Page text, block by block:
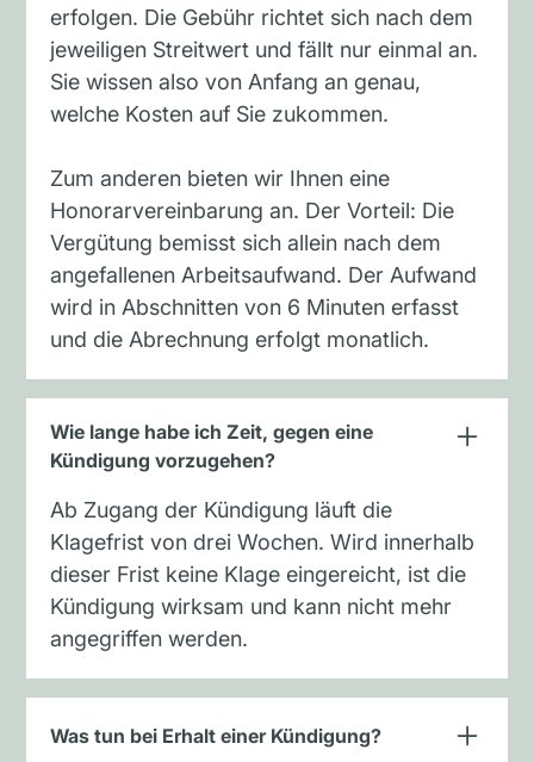
erfolgen. Die Gebühr richtet sich nach dem
jeweiligen Streitwert und fällt nur einmal an.
Sie wissen also von Anfang an genau,
welche Kosten auf Sie zukommen.
Zum anderen bieten wir Ihnen eine
Honorarvereinbarung an. Der Vorteil: Die
Vergütung bemisst sich allein nach dem
angefallenen Arbeitsaufwand. Der Aufwand
wird in Abschnitten von 6 Minuten erfasst
und die Abrechnung erfolgt monatlich.
Wie lange habe ich Zeit, gegen eine
Kündigung vorzugehen?
Ab Zugang der Kündigung läuft die
Klagefrist von drei Wochen. Wird innerhalb
dieser Frist keine Klage eingereicht, ist die
Kündigung wirksam und kann nicht mehr
angegriffen werden.
Was tun bei Erhalt einer Kündigung?